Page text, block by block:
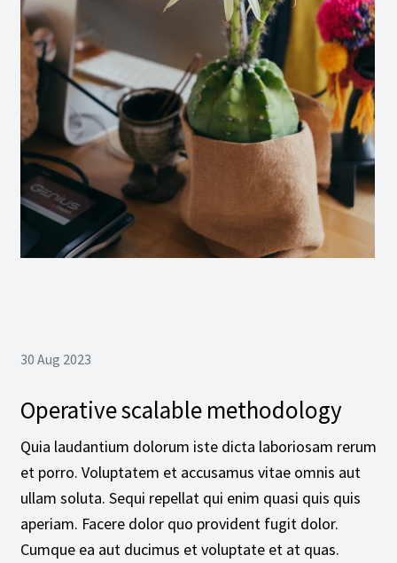
30 Aug 2023
Operative scalable methodology
Quia laudantium dolorum iste dicta laboriosam rerum
et porro. Voluptatem et accusamus vitae omnis aut
ullam soluta. Sequi repellat qui enim quasi quis quis
aperiam. Facere dolor quo provident fugit dolor.
Cumque ea aut ducimus et voluptate et at quas.